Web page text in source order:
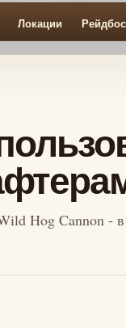
Локации
Hog Cannon - в